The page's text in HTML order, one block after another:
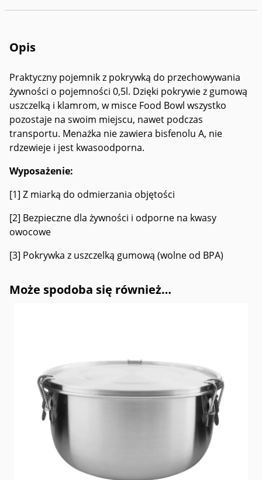
Opis
Praktyczny pojemnik z pokrywką do przechowywania
żywności o pojemności 0,5l. Dzięki pokrywie z gumową
uszczelką i klamrom, w misce Food Bowl wszystko
pozostaje na swoim miejscu, nawet podczas
transportu. Menażka nie zawiera bisfenolu A, nie
rdzewieje i jest kwasoodporna.
Wyposażenie:
[1] Z miarką do odmierzania objętości
[2] Bezpieczne dla żywności i odporne na kwasy
owocowe
[3] Pokrywka z uszczelką gumową (wolne od BPA)
Może spodoba się również…